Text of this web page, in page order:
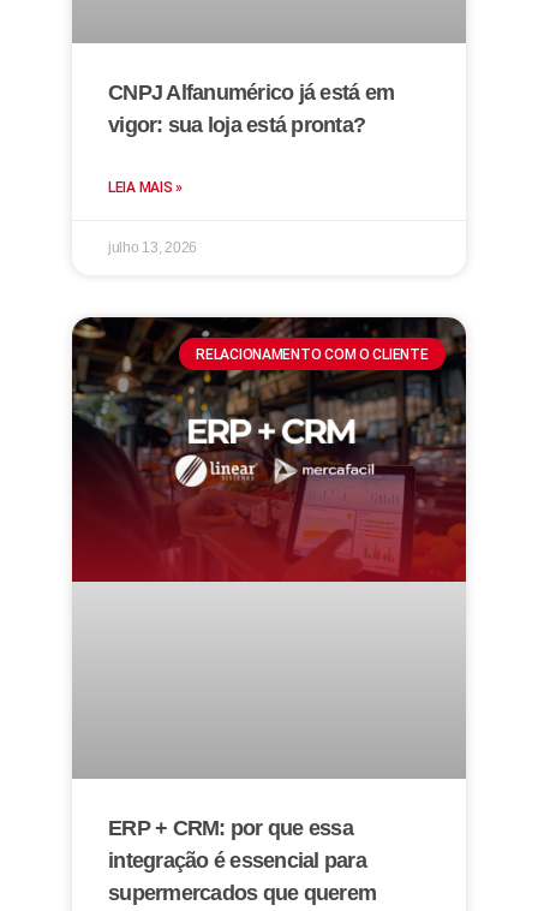
CNPJ Alfanumérico já está em
vigor: sua loja está pronta?
LEIA MAIS »
julho 13, 2026
RELACIONAMENTO COM O CLIENTE
ERP + CRM: por que essa
integração é essencial para
supermercados que querem